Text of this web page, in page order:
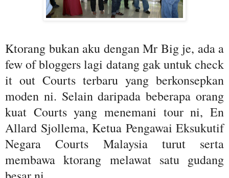
Ktorang bukan aku dengan Mr Big je, ada a
few of bloggers lagi datang gak untuk check
it out Courts terbaru yang berkonsepkan
moden ni. Selain daripada beberapa orang
kuat Courts yang menemani tour ni, En
Allard Sjollema, Ketua Pengawai Eksukutif
Negara Courts Malaysia turut serta
membawa ktorang melawat satu gudang